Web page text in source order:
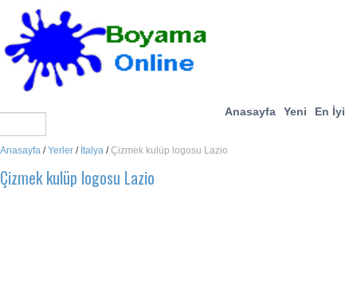
Anasayfa Yeni En İyi
Anasayfa /Yerler / İtalya /Çizmek kulüp logosu Lazio
Çizmek kulüp logosu Lazio